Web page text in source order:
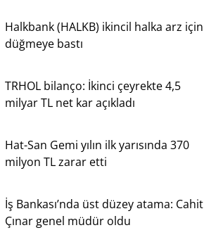
Halkbank (HALKB) ikincil halka arz için
düğmeye bastı
TRHOL bilanço: İkinci çeyrekte 4,5
milyar TL net kar açıkladı
Hat-San Gemi yılın ilk yarısında 370
milyon TL zarar etti
İş Bankası’nda üst düzey atama: Cahit
Çınar genel müdür oldu